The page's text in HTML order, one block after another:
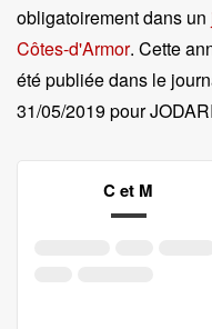
obligatoirement dans un
Côtes-d'Armor. Cette
été publiée dans le
31/05/2019 pour
C et M